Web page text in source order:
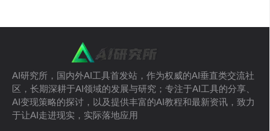
AI研究所，国内外AI工具首发站，作为权威的AI垂直类交流社
区，长期深耕于AI领域的发展与研究；专注于AI工具的分享、
AI变现策略的探讨，以及提供丰富的AI教程和最新资讯，致力
于让AI走进现实，实际落地应用